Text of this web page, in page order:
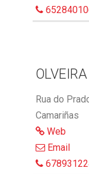
Rua do
Camariñas
Web
Email